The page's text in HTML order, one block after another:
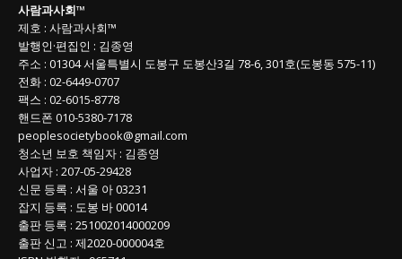
목
록
사람과사회™
제호 : 사람과사회™
발행인·편집인 : 김종영
주소 : 01304서울특별시 도봉구 도봉산3길 78-6, 301호(도봉동 575-11)
전화 : 02-6449-0707
팩스 : 02-6015-8778
핸드폰 010-5380-7178
peoplesocietybook@gmail.com
청소년 보호 책임자 : 김종영
사업자 : 207-05-29428
신문 등록 : 서울 아 03231
잡지 등록 : 도봉 바 00014
출판 등록 : 251002014000209
출판 신고 : 제2020-000004호